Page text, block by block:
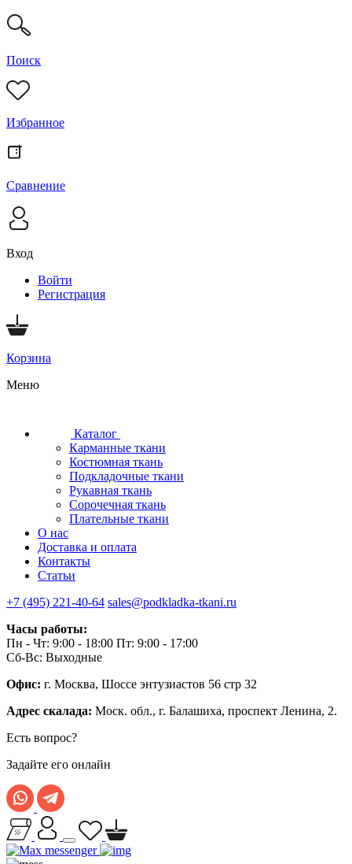
Поиск
Избранное
Сравнение
Вход
Войти
Регистрация
Корзина
Меню
Каталог
Карманные ткани
Костюмная ткань
Подкладочные ткани
Рукавная ткань
Сорочечная ткань
Плательные ткани
О нас
Доставка и оплата
Контакты
Статьи
+7 (495) 221-40-64 sales@podkladka-tkani.ru
Часы работы:
Пн - Чт: 9:00 - 18:00 Пт: 9:00 - 17:00
Сб-Вс: Выходные
Офис: г. Москва, Шоссе энтузиастов 56 стр 32
Адрес скалада: Моск. обл., г. Балашиха, проспект Ленина, 2.
Есть вопрос?
Задайте его онлайн